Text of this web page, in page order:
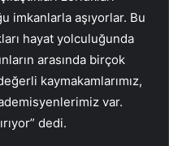
imkanlarla aşıyorlar. Bu
hayat yolculuğunda
arasında birçok
kaymakamlarımız,
var.
dedi.